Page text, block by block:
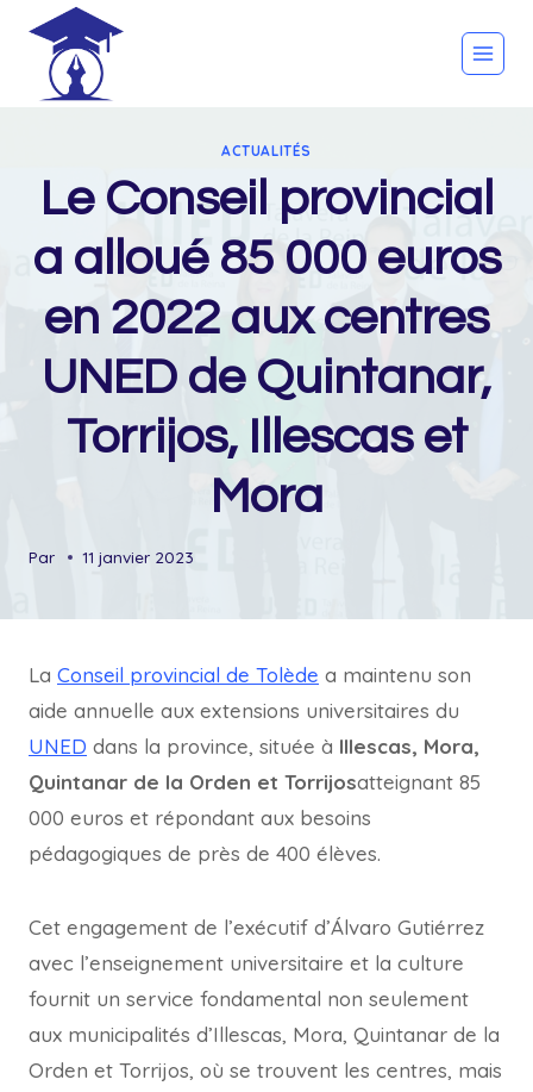
content
ACTUALITÉS
Le Conseil provincial
a alloué 85 000 euros
en 2022 aux centres
UNED de Quintanar,
Torrijos, Illescas et
Mora
Par 11 janvier 2023
La Conseil provincial de Tolède a maintenu son
aide annuelle aux extensions universitaires du
UNED dans la province, située à Illescas, Mora,
Quintanar de la Orden et Torrijosatteignant 85
000 euros et répondant aux besoins
pédagogiques de près de 400 élèves.
Cet engagement de l’exécutif d’Álvaro Gutiérrez
avec l’enseignement universitaire et la culture
fournit un service fondamental non seulement
aux municipalités d’Illescas, Mora, Quintanar de la
Orden et Torrijos, où se trouvent les centres, mais